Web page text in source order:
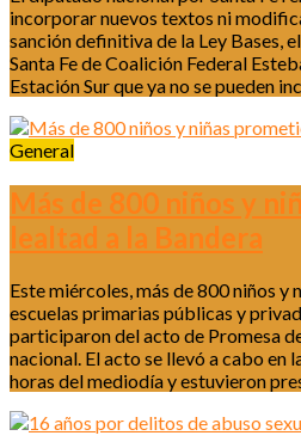
incorporar nuevos textos ni
sanción definitiva de la Ley Bases,
Santa Fe de Coalición Federal
Estación Sur que ya no se pueden
General
Más de 800 niños y
lealtad a la Bandera
Este miércoles, más de 800 niños y
escuelas primarias públicas y
participaron del acto de Promesa
nacional. El acto se llevó a cabo en
horas del mediodía y estuvieron